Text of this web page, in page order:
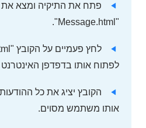
פתח את התיקיה ומצא את
"Message.html".
לפתוח אותו בדפדפן
הקובץ יציג את כל
אותו משתמש מסוים.